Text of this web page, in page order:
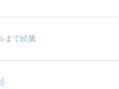
まで続騰